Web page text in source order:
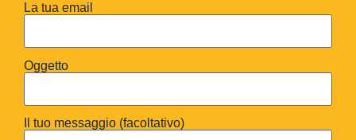
La tua email
Oggetto
Il tuo messaggio (facoltativo)